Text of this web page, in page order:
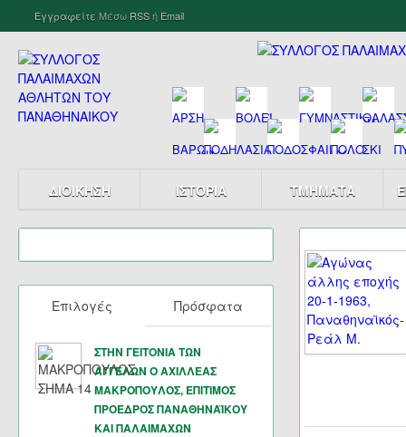
Εγγραφείτε Μέσω RSSή Email
ΔΙΟΙΚΗΣΗ ΙΣΤΟΡΙΑ ΤΜΗΜΑΤΑ
Επιλογές Πρόσφατα
ΣΤΗΝ ΓΕΙΤΟΝΙΑ ΤΩΝ
ΑΓΓΕΛΩΝ Ο ΑΧΙΛΛΕΑΣ
ΜΑΚΡΟΠΟΥΛΟΣ, ΕΠΙΤΙΜΟΣ
ΠΡΟΕΔΡΟΣ ΠΑΝΑΘΗΝΑΪΚΟΥ
ΚΑΙ ΠΑΛΑΙΜΑΧΩΝ